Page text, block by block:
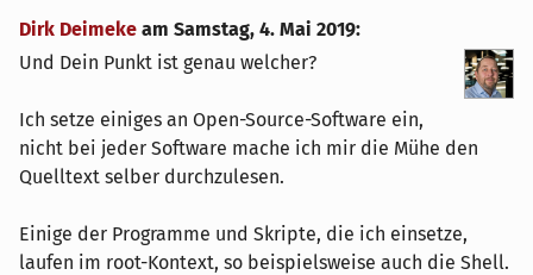
Dirk Deimeke am Samstag, 4. Mai 2019:
Und Dein Punkt ist genau welcher?
Ich setze einiges an Open-Source-Software ein,
nicht bei jeder Software mache ich mir die Mühe den
Quelltext selber durchzulesen.
Einige der Programme und Skripte, die ich einsetze,
laufen im root-Kontext, so beispielsweise auch die Shell.